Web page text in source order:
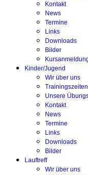
Kontakt
News
Termine
Links
Downloads
Bilder
Kinder/Jugend
Wir über uns
Unsere
Kontakt
News
Termine
Links
Downloads
Bilder
Lauftreff
Wir über uns